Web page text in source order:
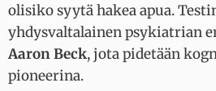
olisiko syytä hakea apua.
yhdysvaltalainen psykiatrian
Aaron Beck, jota pidetään
pioneerina.